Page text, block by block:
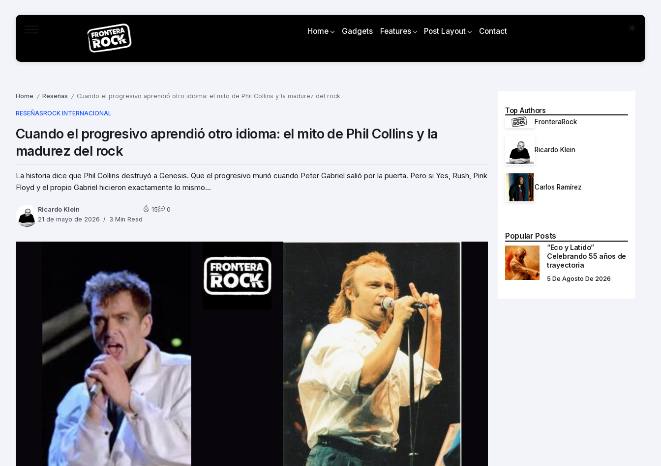
Home Gadgets Features Post Layout Contact
Home / Reseñas / Cuando el progresivo aprendió otro idioma: el mito de Phil Collins y la madurez del rock
RESEÑASROCK INTERNACIONAL
Cuando el progresivo aprendió otro idioma: el mito de Phil Collins y la
madurez del rock
La historia dice que Phil Collins destruyó a Genesis. Que el progresivo murió cuando Peter Gabriel salió por la puerta. Pero si Yes, Rush, Pink
Floyd y el propio Gabriel hicieron exactamente lo mismo...
Ricardo Klein
21 de mayo de 2026
3 Min Read
15 0
Top Authors
FronteraRock
Ricardo Klein
Carlos Ramírez
Popular Posts
“Eco y Latido”
Celebrando 55 años de
trayectoria
5 De Agosto De 2026